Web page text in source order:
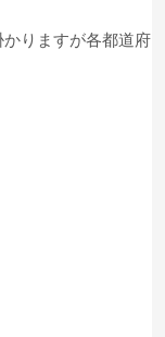
りますが各都道府